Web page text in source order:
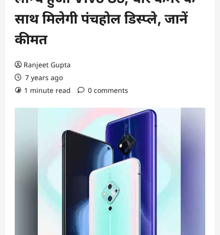
साथ मिलेगी पंचहोल डिस्प्ले, जानें
कीमत
Ranjeet Gupta
7 years ago
1 minute read
0 comments